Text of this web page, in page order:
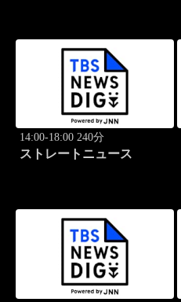
14:00-18:00 240分
ストレートニュース